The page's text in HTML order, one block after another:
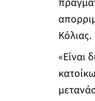
Κόλιας.
«Είναι